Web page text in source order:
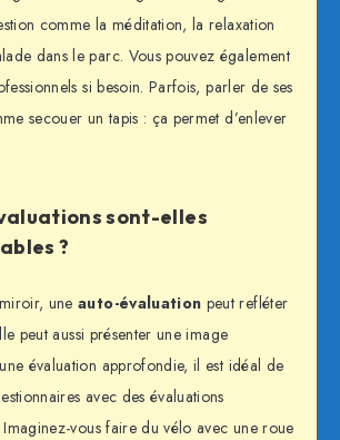
comme la méditation, la relaxation
dans le parc. Vous pouvez également
si besoin. Parfois, parler de ses
secouer un tapis : ça permet d’enlever
sont-elles
?
uneauto-évaluation peut refléter
peut aussi présenter une image
évaluation approfondie, il est idéal de
avec des évaluations
Imaginez-vous faire du vélo avec une roue